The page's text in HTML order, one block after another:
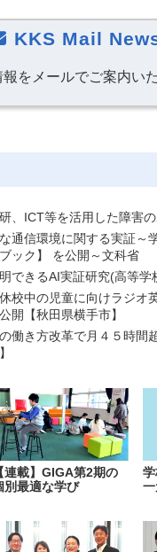
KKS Mail
をメールでご案内い
、ICT等を活用した障害
通信環境に関する実証～
ック】 を公開～文科省
明できるAI実証研究(高等
校中の児童に向けラジ
開【秋田県横手市】
働き方改革で月４５時
連載】GIGA第2期の
別最適な学び